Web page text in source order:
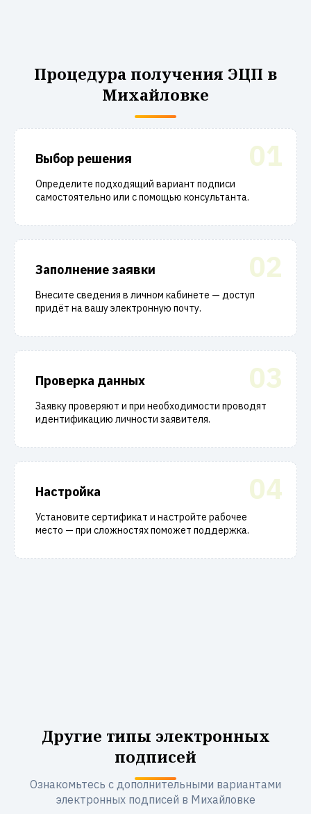
Процедура получения ЭЦП в
Михайловке
01
Выбор решения
Определите подходящий вариант подписи
самостоятельно или с помощью консультанта.
02
Заполнение заявки
Внесите сведения в личном кабинете — доступ
придёт на вашу электронную почту.
03
Проверка данных
Заявку проверяют и при необходимости проводят
идентификацию личности заявителя.
04
Настройка
Установите сертификат и настройте рабочее
место — при сложностях поможет поддержка.
Другие типы электронных
подписей
Ознакомьтесь с дополнительными вариантами
электронных подписей в Михайловке